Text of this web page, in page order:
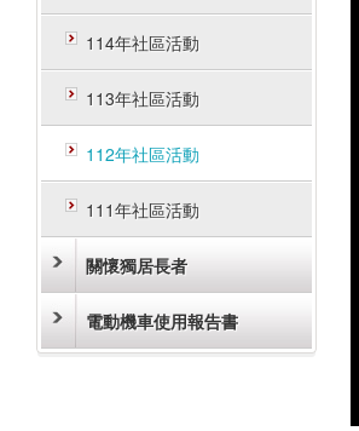
114年社區活動
113年社區活動
112年社區活動
111年社區活動
關懷獨居長者
電動機車使用報告書